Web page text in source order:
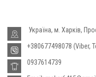
Україна, м. Харків,
+380677498078 (Viber,
0937614739